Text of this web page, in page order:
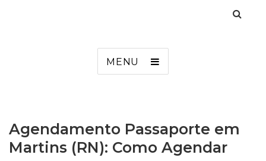
MENU
Agendamento Passaporte em
Martins (RN): Como Agendar